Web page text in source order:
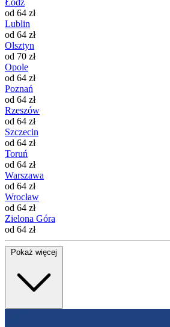
Łódź
od 64 zł
Lublin
od 64 zł
Olsztyn
od 70 zł
Opole
od 64 zł
Poznań
od 64 zł
Rzeszów
od 64 zł
Szczecin
od 64 zł
Toruń
od 64 zł
Warszawa
od 64 zł
Wrocław
od 64 zł
Zielona Góra
od 64 zł